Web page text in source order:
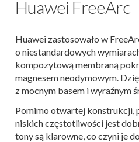
Huawei FreeArc
Huawei zastosowało w
o niestandardowych
kompozytową membraną
magnesem neodymowym.
z mocnym basem i wyraźnym
Pomimo otwartej konstrukcji,
niskich częstotliwości jest
tony są klarowne, co czyni je